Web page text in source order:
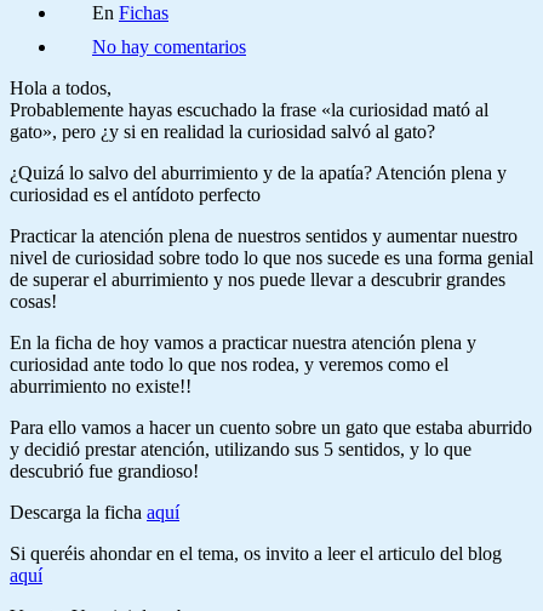
En Fichas
No hay comentarios
Hola a todos,
Probablemente hayas escuchado la frase «la curiosidad mató al
gato», pero ¿y si en realidad la curiosidad salvó al gato?
¿Quizá lo salvo del aburrimiento y de la apatía? Atención plena y
curiosidad es el antídoto perfecto
Practicar la atención plena de nuestros sentidos y aumentar nuestro
nivel de curiosidad sobre todo lo que nos sucede es una forma genial
de superar el aburrimiento y nos puede llevar a descubrir grandes
cosas!
En la ficha de hoy vamos a practicar nuestra atención plena y
curiosidad ante todo lo que nos rodea, y veremos como el
aburrimiento no existe!!
Para ello vamos a hacer un cuento sobre un gato que estaba aburrido
y decidió prestar atención, utilizando sus 5 sentidos, y lo que
descubrió fue grandioso!
Descarga la ficha aquí
Si queréis ahondar en el tema, os invito a leer el articulo del blog
aquí